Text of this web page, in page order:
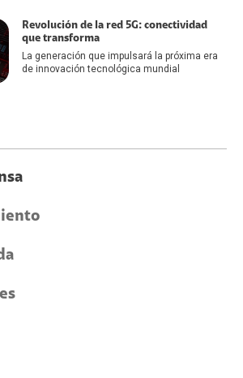
Revolución de la red 5G: conectividad
que transforma
La generación que impulsará la próxima era
de innovación tecnológica mundial